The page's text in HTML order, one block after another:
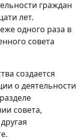
граждан
лет.
одного раза в
совета
создается
о деятельности
совета,